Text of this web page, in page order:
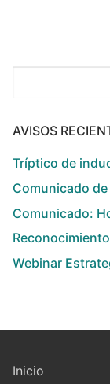
AVISOS
Tríptico de
Comunicado de
Comunicado:
Webinar
Inicio